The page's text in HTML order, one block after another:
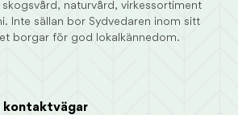
skogsvård, naturvård, virkessortiment
Inte sällan bor Sydvedaren inom sitt
borgar för god lokalkännedom.
kontaktvägar